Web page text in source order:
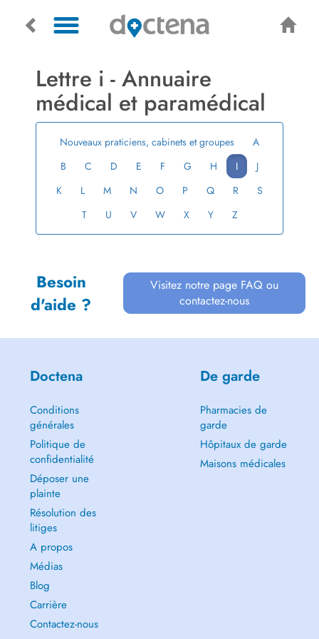
Lettre i ­- Annuaire
médical et paramédical
Nouveaux praticiens, cabinets et groupes
A
B
C D E F G H I
J
K
L M N O P Q R
S
T
U V W X Y Z
Besoin
d'aide ?
Visitez notre page FAQ ou
contactez-nous
Doctena
Conditions
générales
Politique de
confidentialité
Déposer une
plainte
Résolution des
litiges
A propos
Médias
Blog
Carrière
Contactez-nous
De garde
Pharmacies de
garde
Hôpitaux de garde
Maisons médicales